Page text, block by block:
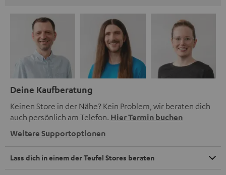
Deine Kaufberatung
Keinen Store in der Nähe? Kein Problem, wir beraten dich
auch persönlich am Telefon. Hier Termin buchen
Weitere Supportoptionen
Lass dich in einem der Teufel Stores beraten